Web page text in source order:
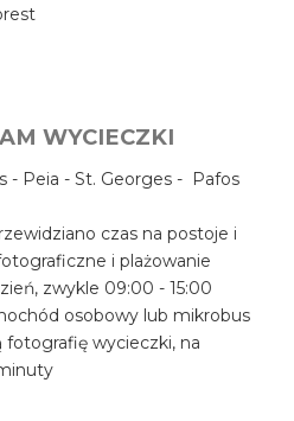
WYCIECZKI
- Peia - St. Georges - Pafos
czas na postoje i
i plażowanie
zwykle 09:00 - 15:00
osobowy lub mikrobus
fotografię wycieczki, na